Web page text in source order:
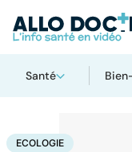
Santé
AccueilSantéEcologie
ECOLOGIE